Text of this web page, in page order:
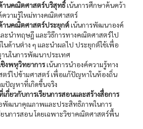
านคณิตศาสตร์บริสุทธิ์เน้นการศึกษาค้นคว้า
ความรู้ใหม่ทางคณิตศาสตร์
านคณิตศาสตร์ประยุกต์เน้นการพัฒนาองค์
ละนำทฤษฎี และวิธีการทางคณิตศาสตร์ไป
นด้านต่าง ๆ และนำผลไป ประยุกต์ใช้เพื่อ
นในการพัฒนาประเทศ
ชิงพหุวิทยาการเน้นการนำองค์ความรู้ทาง
ร์ไปข้ามศาสตร์ เพื่อแก้ปัญหาในท้องถิ่น
ปัญหาที่เกิดขึ้นจริง
เกี่ยวกับการเรียนการสอนและสร้างสื่อการ
พัฒนาคุณภาพและประสิทธิภาพในการ
ยนการสอน โดยเฉพาะวิชาคณิตศาสตร์พื้น